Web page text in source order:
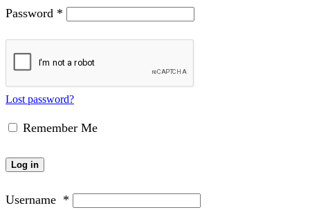
Password *
Lost password?
Remember Me
Log in
Username *